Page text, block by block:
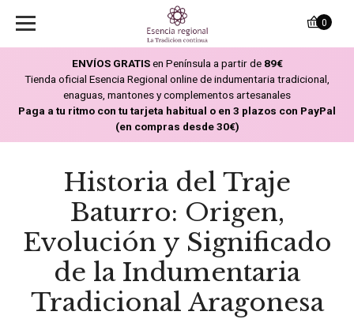
ENVÍOS GRATISen Península a partir de 89€
Tienda oficial Esencia Regional online de indumentaria tradicional,
enaguas, mantones y complementos artesanales
Paga a tu ritmo con tu tarjeta habitual o en 3 plazos con PayPal
(en compras desde 30€)
0
Historia del Traje
Baturro: Origen,
Evolución y Significado
de la Indumentaria
Tradicional Aragonesa